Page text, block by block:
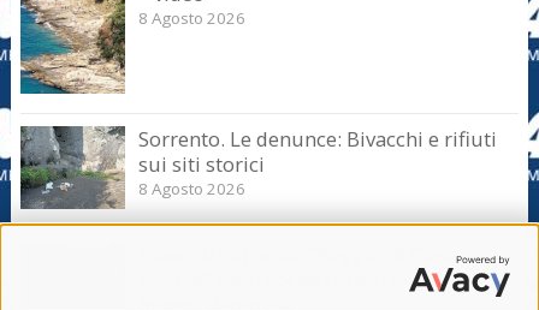
8 Agosto 2026
Sorrento. Le denunce: Bivacchi e rifiuti
sui siti storici
8 Agosto 2026
Nostra”, odio social contro la giunta.